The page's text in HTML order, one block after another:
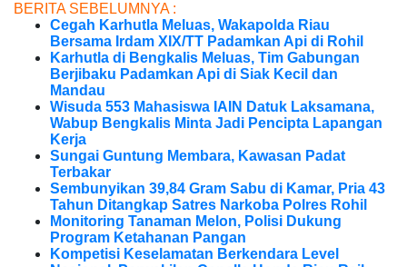
BERITA SEBELUMNYA :
Cegah Karhutla Meluas, Wakapolda Riau
Bersama Irdam XIX/TT Padamkan Api di Rohil
Karhutla di Bengkalis Meluas, Tim Gabungan
Berjibaku Padamkan Api di Siak Kecil dan
Mandau
Wisuda 553 Mahasiswa IAIN Datuk Laksamana,
Wabup Bengkalis Minta Jadi Pencipta Lapangan
Kerja
Sungai Guntung Membara, Kawasan Padat
Terbakar
Sembunyikan 39,84 Gram Sabu di Kamar, Pria 43
Tahun Ditangkap Satres Narkoba Polres Rohil
Monitoring Tanaman Melon, Polisi Dukung
Program Ketahanan Pangan
Kompetisi Keselamatan Berkendara Level